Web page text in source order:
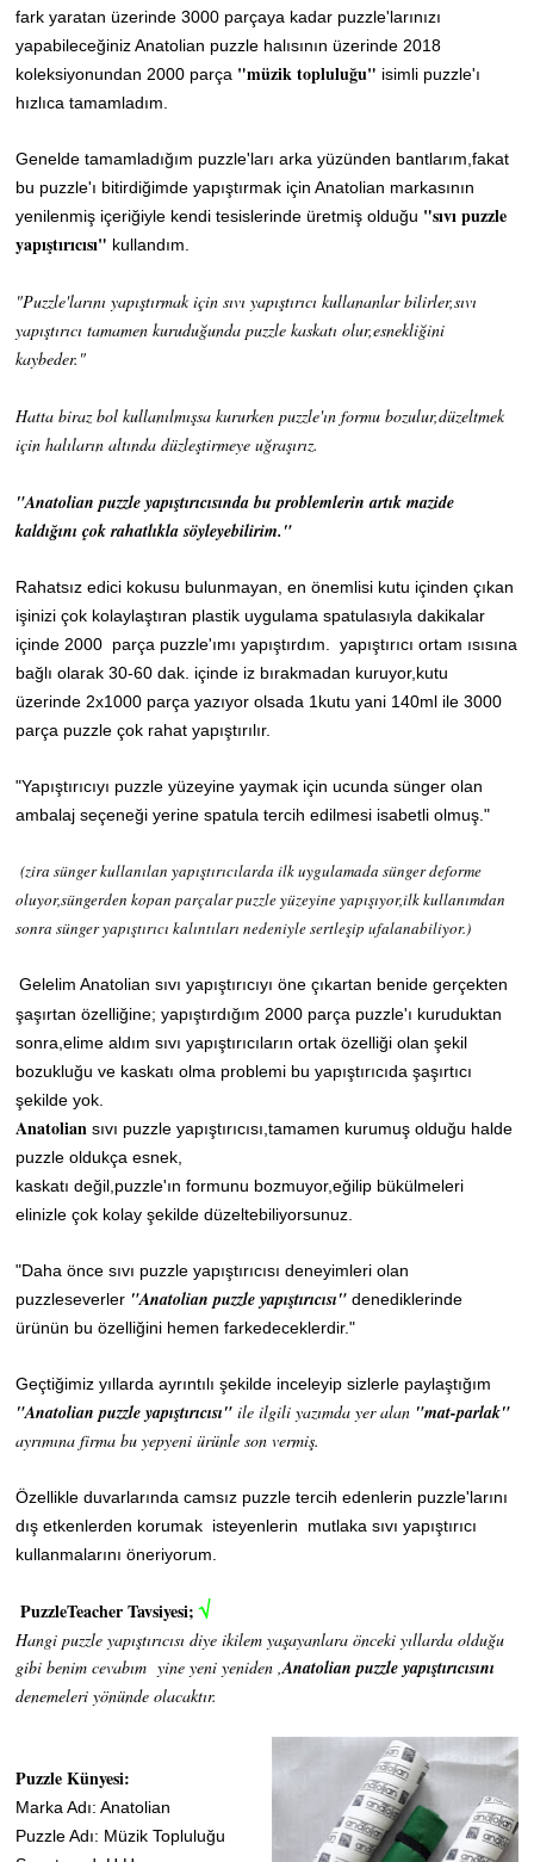
fark yaratan üzerinde 3000 parçaya kadar puzzle'larınızı
yapabileceğiniz Anatolian puzzle halısının üzerinde 2018
koleksiyonundan 2000 parça "müzik topluluğu" isimli puzzle'ı
hızlıca tamamladım.
Genelde tamamladığım puzzle'ları arka yüzünden bantlarım,fakat
bu puzzle'ı bitirdiğimde yapıştırmak için Anatolian markasının
yenilenmiş içeriğiyle kendi tesislerinde üretmiş olduğu "sıvı puzzle
yapıştırıcısı" kullandım.
"Puzzle'larını yapıştırmak için sıvı yapıştırıcı kullananlar bilirler,sıvı
yapıştırıcı tamamen kuruduğunda puzzle kaskatı olur,esnekliğini
kaybeder."
Hatta biraz bol kullanılmışsa kururken puzzle'ın formu bozulur,düzeltmek
için halıların altında düzleştirmeye uğraşırız.
"Anatolian puzzle yapıştırıcısında bu problemlerin artık mazide
kaldığını çok rahatlıkla söyleyebilirim."
Rahatsız edici kokusu bulunmayan, en önemlisi kutu içinden çıkan
işinizi çok kolaylaştıran plastik uygulama spatulasıyla dakikalar
içinde 2000 parça puzzle'ımı yapıştırdım. yapıştırıcı ortam ısısına
bağlı olarak 30-60 dak. içinde iz bırakmadan kuruyor,kutu
üzerinde 2x1000 parça yazıyor olsada 1kutu yani 140ml ile 3000
parça puzzle çok rahat yapıştırılır.
"Yapıştırıcıyı puzzle yüzeyine yaymak için ucunda sünger olan
ambalaj seçeneği yerine spatula tercih edilmesi isabetli olmuş."
(zira sünger kullanılan yapıştırıcılarda ilk uygulamada sünger deforme
oluyor,süngerden kopan parçalar puzzle yüzeyine yapışıyor,ilk kullanımdan
sonra sünger yapıştırıcı kalıntıları nedeniyle sertleşip ufalanabiliyor.)
Gelelim Anatolian sıvı yapıştırıcıyı öne çıkartan benide gerçekten
şaşırtan özelliğine; yapıştırdığım 2000 parça puzzle'ı kuruduktan
sonra,elime aldım sıvı yapıştırıcıların ortak özelliği olan şekil
bozukluğu ve kaskatı olma problemi bu yapıştırıcıda şaşırtıcı
şekilde yok.
Anatolian sıvı puzzle yapıştırıcısı,tamamen kurumuş olduğu halde
puzzle oldukça esnek,
kaskatı değil,puzzle'ın formunu bozmuyor,eğilip bükülmeleri
elinizle çok kolay şekilde düzeltebiliyorsunuz.
"Daha öncesıvı puzzle yapıştırıcısı deneyimleri olan
puzzleseverler "Anatolian puzzle yapıştırıcısı" denediklerinde
ürünün bu özelliğini hemen farkedeceklerdir."
Geçtiğimiz yıllarda ayrıntılı şekilde inceleyip sizlerle paylaştığım
"Anatolian puzzle yapıştırıcısı" ile ilgili yazımda yer alan "mat-parlak"
ayrımına firma bu yepyeni ürünle son vermiş.
Özellikle duvarlarında camsız puzzle tercih edenlerin puzzle'larını
dış etkenlerden korumak isteyenlerin mutlaka sıvı yapıştırıcı
kullanmalarını öneriyorum.
PuzzleTeacher Tavsiyesi;√
Hangi puzzle yapıştırıcısı diye ikilem yaşayanlara önceki yıllarda olduğu
gibi benim cevabım yine yeni yeniden ,Anatolian puzzle yapıştırıcısını
denemeleri yönünde olacaktır.
Puzzle Künyesi:
Marka Adı: Anatolian
Puzzle Adı: Müzik Topluluğu